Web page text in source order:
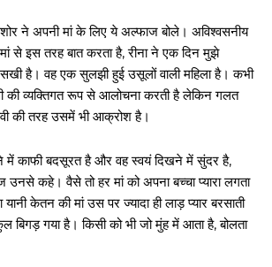
ने अपनी मां के लिए ये अल्फाज बोले। अविश्वसनीय
से इस तरह बात करता है, रीना ने एक दिन मुझे
सखी है। वह एक सुलझी हुई उसूलों वाली महिला है। कभी
की व्यक्तिगत रूप से आलोचना करती है लेकिन गलत
की तरह उसमें भी आक्रोश है।
में काफी बदसूरत है और वह स्वयं दिखने में सुंदर है,
कहे। वैसे तो हर मां को अपना बच्चा प्यारा लगता
केतन की मां उस पर ज्यादा ही लाड़ प्यार बरसाती
गया है। किसी को भी जो मुंह में आता है, बोलता